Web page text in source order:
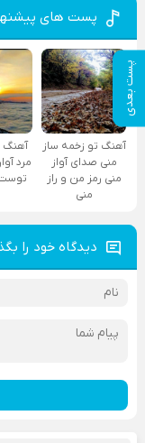
پست بعدی
پست های
آهنگ تو زخمه ساز
منی صدای آواز
منی رمز من و راز
منی
آهنگ
مرد
دیدگاه خود را